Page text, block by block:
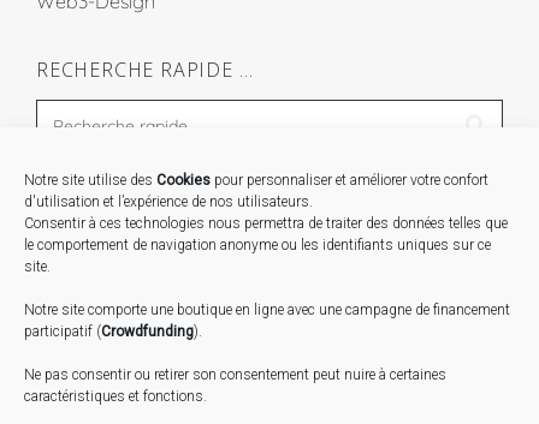
Notre site utilise des Cookies pour personnaliser et améliorer votre confort
d'utilisation et l’expérience de nos utilisateurs.
Consentir à ces technologies nous permettra de traiter des données telles que
le comportement de navigation anonyme ou les identifiants uniques sur ce
site.
Notre site comporte une boutique en ligne avec une campagne de financement
participatif (Crowdfunding).
Ne pas consentir ou retirer son consentement peut nuire à certaines
caractéristiques et fonctions.
RECHERCHE RAPIDE …
STAGES …
Expo « Mesures de lumière » du 19 Sept au 29 Nov.
Inauguration de la Grange : Le 17 Oct. 2026
Atelier Image : L’art au service de la santé mentale –
10 Oct. 2026